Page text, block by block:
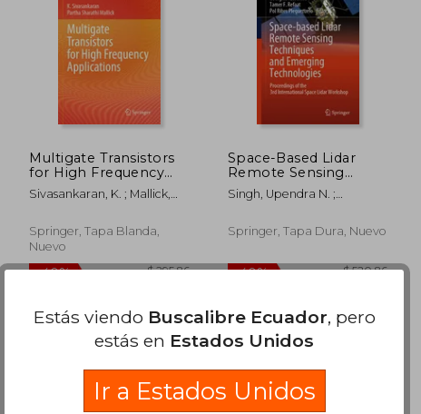
40%
dcto.
40%
dcto.
Multigate Transistors
for High Frequency
Applications (en
Inglés)
Sivasankaran, K. ; Mallick,
Springer, Tapa Blanda,
Nuevo
Space-Based Lidar
Remote Sensing
Techniques and
Emerging
Proceedings of the
(en Inglés)
Singh, Upendra N. ;
Tamer F.
Springer, Tapa Dura, Nuevo
Estás viendo Buscalibre Ecuador, pero
estás en Estados Unidos
Ir a Estados Unidos